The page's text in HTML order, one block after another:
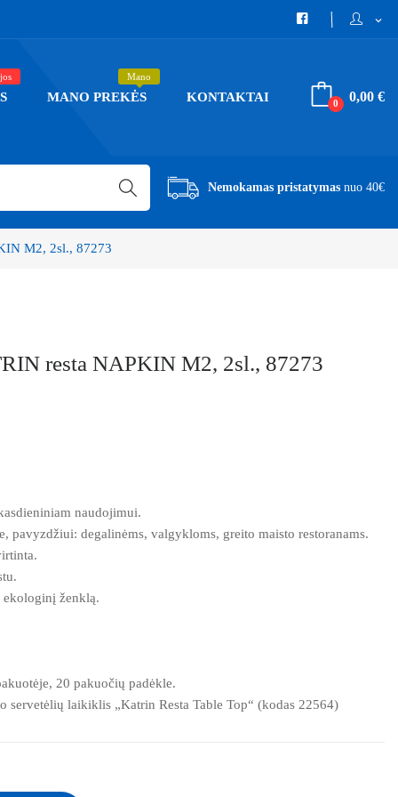
expand_more
MANO PREKĖS
Mano
KONTAKTAI 0,00 €
0
Nemokamas pristatymas nuo 40€
M2, 2sl., 87273
resta NAPKIN M2, 2sl., 87273
naudojimui.
pavyzdžiui: degalinėms, valgykloms, greito maisto restoranams.
ekologinį ženklą.
20 pakuočių padėkle.
servetėlių laikiklis „Katrin Resta Table Top“ (kodas 22564)